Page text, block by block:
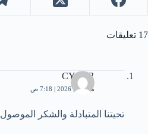
17 تعليقات
CYBER
مايو 18, 2026 | 7:18 ص
تحيتنا المتبادلة والشكر الموصول